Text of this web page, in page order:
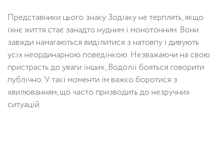
Представники цього знаку Зодіаку не терплять, якщо
їхнє життя стає занадто нудним і монотонним. Вони
завжди намагаються виділитися з натовпу і дивують
усіх неординарною поведінкою. Незважаючи на свою
пристрасть до уваги інших, Водолії бояться говорити
публічно. У такі моменти їм важко боротися з
хвилюванням, що часто призводить до незручних
ситуацій.